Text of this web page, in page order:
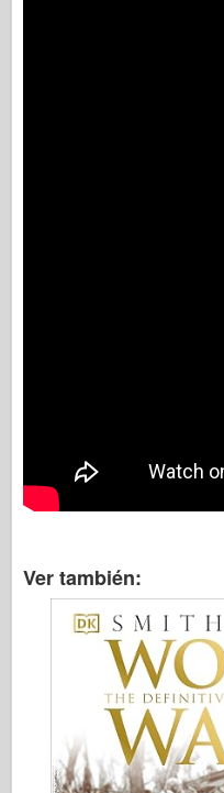
Ver también: